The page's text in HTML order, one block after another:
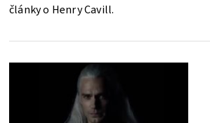
články o Henry Cavill.